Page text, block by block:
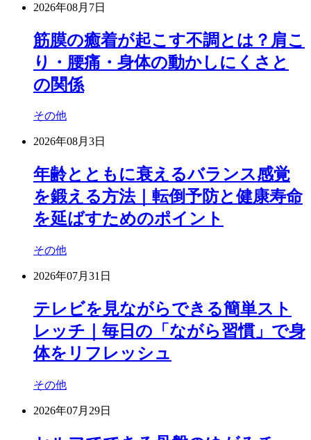
2026年08月7日
筋膜の癒着が起こす不調とは？肩こ
り・腰痛・身体の動かしにくさと
の関係
その他
2026年08月3日
年齢とともに衰えるバランス感覚
を鍛える方法｜転倒予防と健康寿命
を延ばすためのポイント
その他
2026年07月31日
テレビを見ながらできる簡単スト
レッチ｜毎日の「ながら習慣」で身
体をリフレッシュ
その他
2026年07月29日